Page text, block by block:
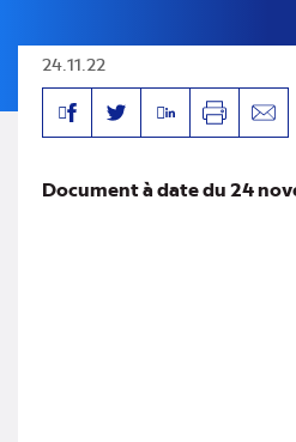
24.11.22
FacebookTwitterLinkedinImprimer
Document à date du 24